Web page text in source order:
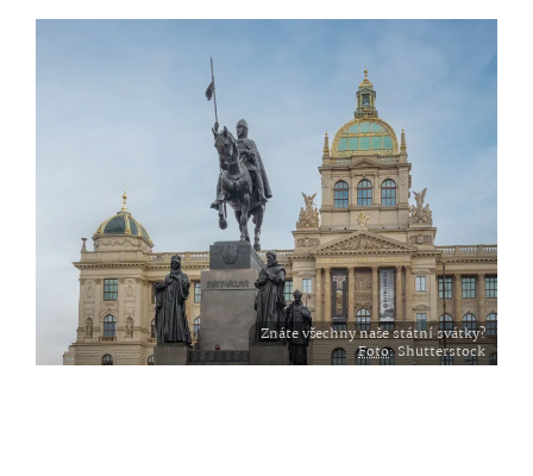
Znáte všechny naše státní svátky?
Foto: Shutterstock